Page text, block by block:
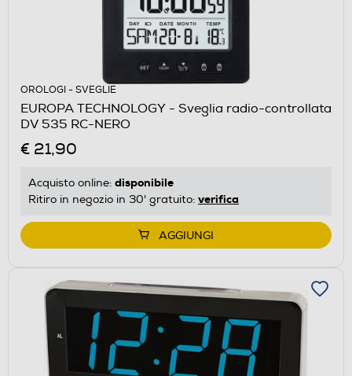
OROLOGI - SVEGLIE
EUROPA TECHNOLOGY - Sveglia radio-controllata
DV 535 RC-NERO
€ 21,90
Acquisto online: disponibile
Ritiro in negozio in 30' gratuito: verifica
AGGIUNGI